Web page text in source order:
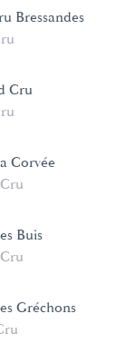
Bressandes
Cru
Corvée
Buis
Gréchons